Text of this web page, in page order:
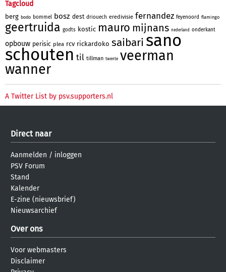
Tagcloud
berg bodo bommel bosz dest driouech eredivisie fernandez feyenoord flamingo
geertruida godts kostic mauro mijnans nederland onderkant
opbouw perisic plea rcv rickardoko saibari sano
schouten til tillman twente veerman
wanner
A Twitter List by psv.supporters.nl
Direct naar
Aanmelden / inloggen
PSV Forum
Stand
Kalender
E-zine (nieuwsbrief)
Nieuwsarchief
Over ons
Voor webmasters
Disclaimer